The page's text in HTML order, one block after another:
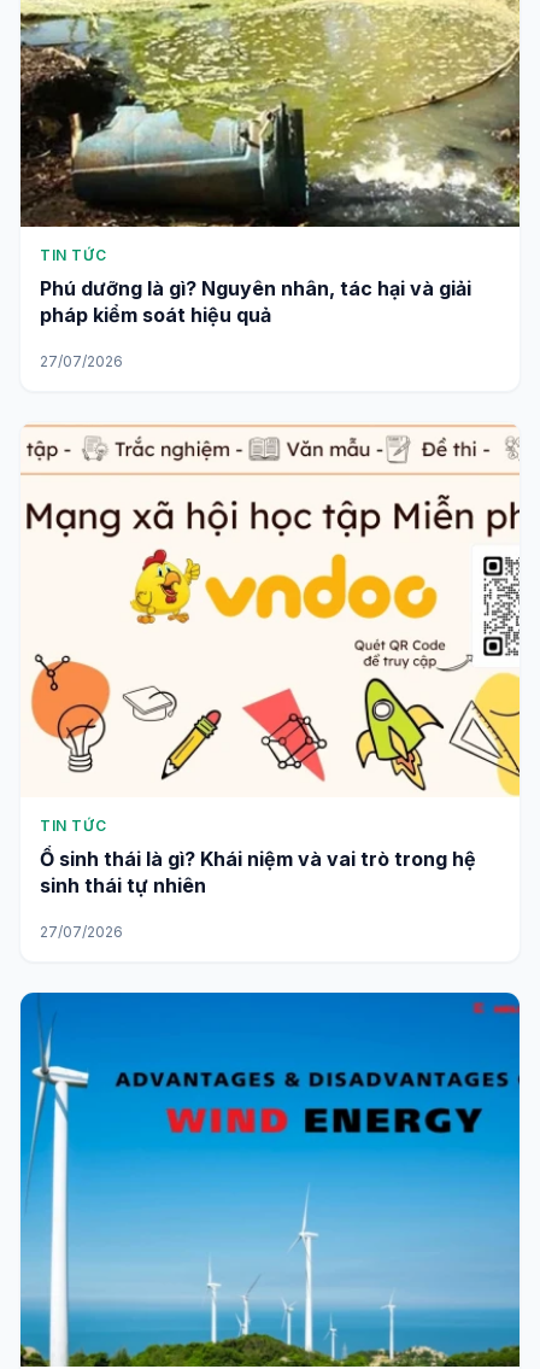
TIN TỨC
Phú dưỡng là gì? Nguyên nhân, tác hại và giải
pháp kiểm soát hiệu quả
27/07/2026
TIN TỨC
Ổ sinh thái là gì? Khái niệm và vai trò trong hệ
sinh thái tự nhiên
27/07/2026